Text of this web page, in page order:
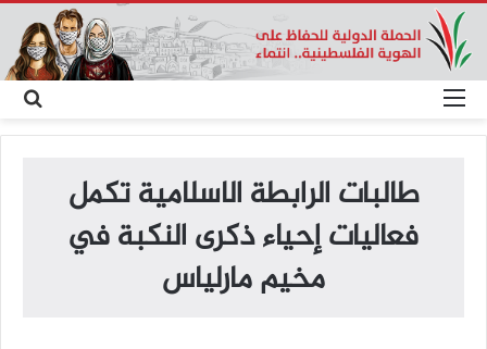
عن
القائمة
طالبات الرابطة الاسلامية تكمل
فعاليات إحياء ذكرى النكبة في
مخيم مارلياس